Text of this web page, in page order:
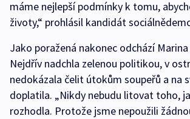
máme nejlepší podmínky k tomu,
životy,“ prohlásil kandidát
Jako poražená nakonec odchází Marina
Nejdřív nadchla zelenou politikou, v
nedokázala čelit útokům soupeřů a na
doplatila. „Nikdy nebudu litovat toho,
rozhodla. Protože jsme nepoužili